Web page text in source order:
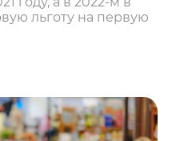
льготу на первую